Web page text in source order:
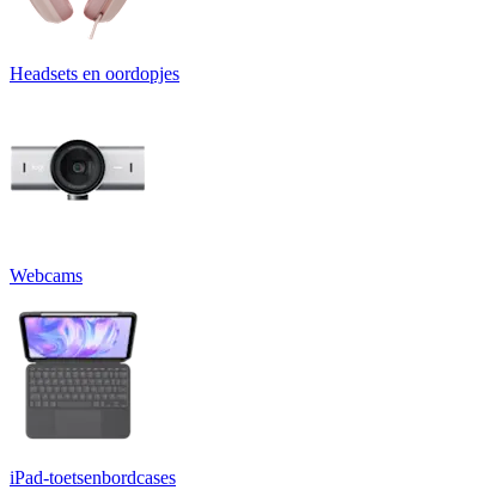
Headsets en oordopjes
Webcams
iPad-toetsenbordcases